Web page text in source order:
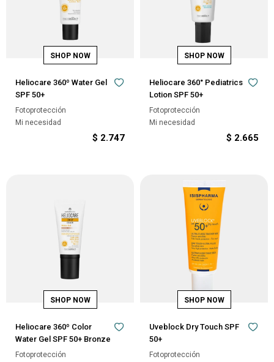
Heliocare 360º Water Gel
SPF 50+
Fotoprotección
Mi necesidad
$ 2.747
Heliocare 360° Pediatrics
Lotion SPF 50+
Fotoprotección
Mi necesidad
$ 2.665
Heliocare 360º Color
Water Gel SPF 50+ Bronze
Fotoprotección
Uveblock Dry Touch SPF
50+
Fotoprotección